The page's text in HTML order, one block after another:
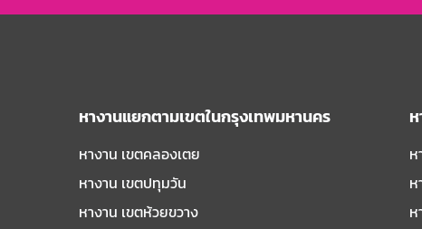
หางานแยกตามเขตในกรุงเทพมหานคร
หางาน เขตคลองเตย
หางาน เขตปทุมวัน
หางาน เขตห้วยขวาง
ห
ห
ห